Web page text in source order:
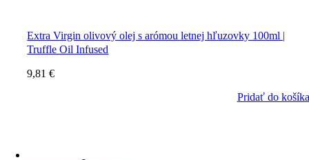
Extra Virgin olivový olej s arómou letnej hľuzovky 100ml |
Truffle Oil Infused
9,81€
Pridať do košíka